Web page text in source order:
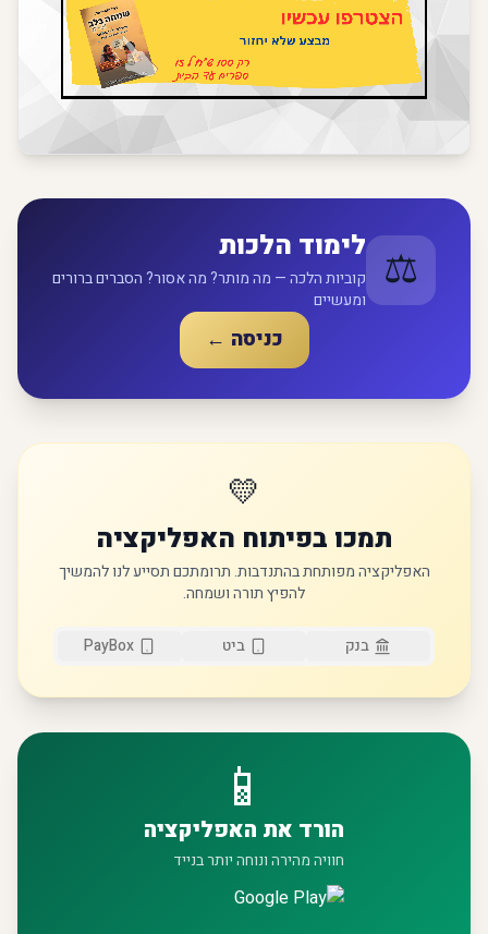
⚖️ לימוד הלכות
קוביות הלכה — מה מותר? מה אסור? הסברים ברורים
ומעשיים
כניסה ←
💛
תמכו בפיתוח האפליקציה
האפליקציה מפותחת בהתנדבות. תרומתכם תסייע לנו להמשיך
להפיץ תורה ושמחה.
בנק ביט PayBox
📱
הורד את האפליקציה
חוויה מהירה ונוחה יותר בנייד